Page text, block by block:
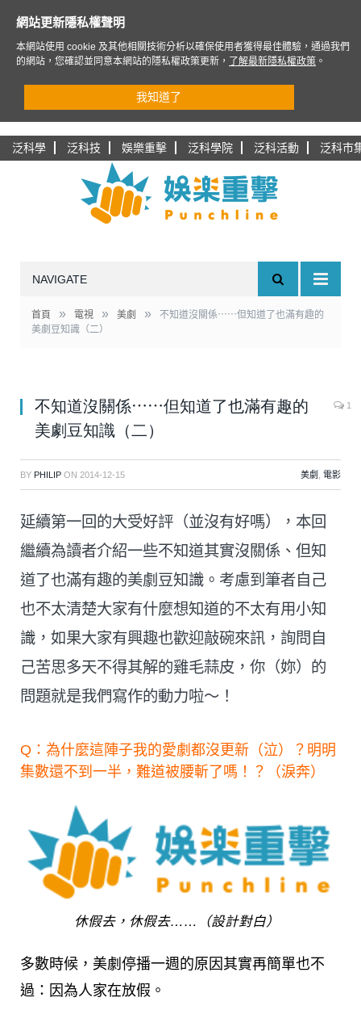
泛科學 泛科技 娛樂重擊 泛科學院 泛科活動 泛科市
NAVIGATE
首頁 » 電視 » 美劇 »
不知道沒關係⋯⋯但知道了也滿有趣的
美劇豆知識（二）
不知道沒關係⋯⋯但知道了也滿有趣的
美劇豆知識（二）
1
BY PHILIP ON 2014-12-15 美劇 電影
延續第一回的大受好評（並沒有好嗎），本回
繼續為讀者介紹一些不知道其實沒關係、但知
道了也滿有趣的美劇豆知識。考慮到筆者自己
也不太清楚大家有什麼想知道的不太有用小知
識，如果大家有興趣也歡迎敲碗來訊，詢問自
己苦思多天不得其解的雞毛蒜皮，你（妳）的
問題就是我們寫作的動力啦～！
Q：為什麼這陣子我的愛劇都沒更新（泣）？明明
集數還不到一半，難道被腰斬了嗎！？（淚奔）
休假去，休假去……（設計對白）
多數時候，美劇停播一週的原因其實再簡單也不
過： 因為人家在放假 。
網站更新隱私權聲明
本網站使用 cookie 及其他相關技術分析以確保使用者獲得最佳體驗，通過我們
的網站，您確認並同意本網站的隱私權政策更新，
了解最新隱私權政策 。
我知道了